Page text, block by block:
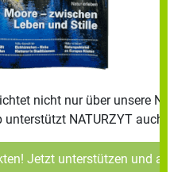
nicht nur über unsere
NATURZYT auch
Jetzt unterstützen und